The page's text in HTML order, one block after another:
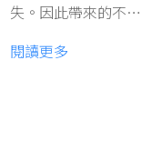
失。因此帶來的不…
閱讀更多